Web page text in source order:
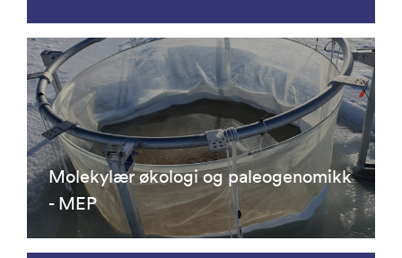
Molekylær økologi og paleogenomikk
- MEP